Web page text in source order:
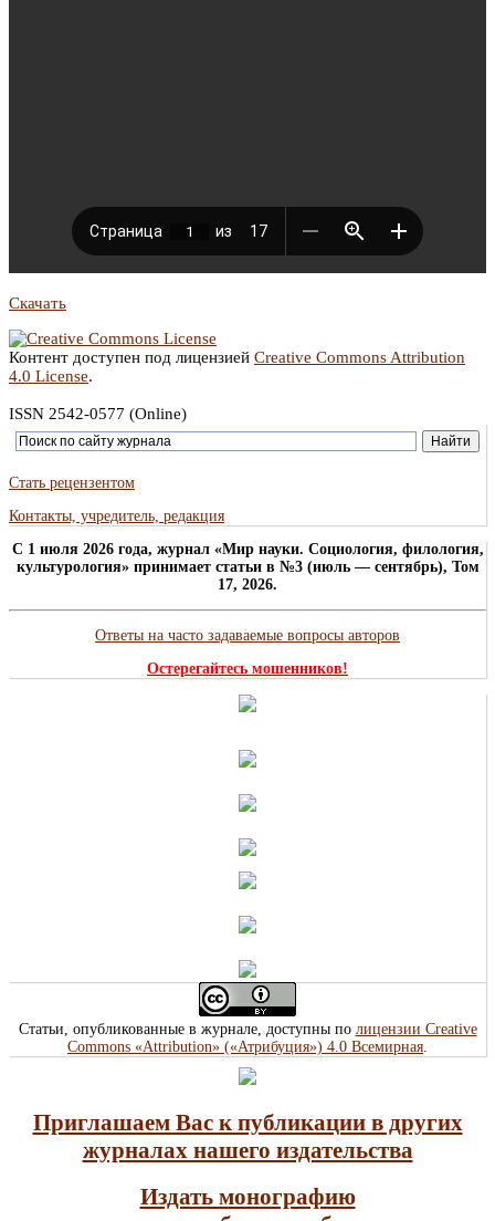
Скачать
Контент доступен под лицензией Creative Commons Attribution
4.0 License.
ISSN 2542-0577 (Online)
Стать рецензентом
Контакты, учредитель, редакция
C 1 июля 2026 года, журнал «Мир науки. Социология, филология,
культурология» принимает статьи в №3 (июль — сентябрь), Том
17, 2026.
Ответы на часто задаваемые вопросы авторов
Остерегайтесь мошенников!
Статьи, опубликованные в журнале, доступны по лицензии Creative
Commons «Attribution» («Атрибуция») 4.0 Всемирная.
Приглашаем Вас к публикации в других
журналах нашего издательства
Издать монографию